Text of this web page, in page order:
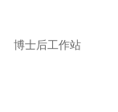
博士后工作站